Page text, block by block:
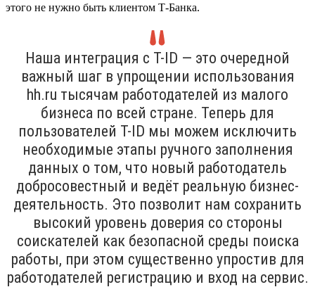
этого не нужно быть клиентом Т-Банка.
Наша интеграция с T-ID — это очередной
важный шаг в упрощении использования
hh.ru тысячам работодателей из малого
бизнеса по всей стране. Теперь для
пользователей T-ID мы можем исключить
необходимые этапы ручного заполнения
данных о том, что новый работодатель
добросовестный и ведёт реальную бизнес-
деятельность. Это позволит нам сохранить
высокий уровень доверия со стороны
соискателей как безопасной среды поиска
работы, при этом существенно упростив для
работодателей регистрацию и вход на сервис.